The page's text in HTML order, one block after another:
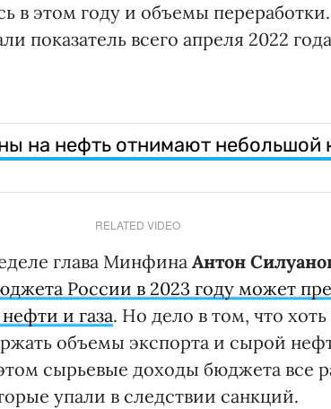
в этом году и объемы
показатель всего апреля 2022
на нефть отнимают небольшой
RELATED VIDEO
глава Минфина Антон
России в 2023 году может
и газа. Но дело в том, что
объемы экспорта и сырой
сырьевые доходы бюджета все
упали в следствии санкций.